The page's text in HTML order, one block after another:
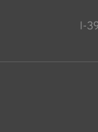
l-